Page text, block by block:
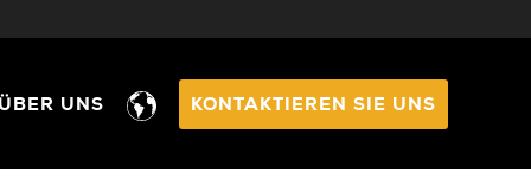
UNS KONTAKTIEREN SIE UNS